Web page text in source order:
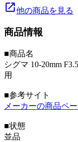
launch他の商品を見る
商品情報
■商品名
シグマ 10-20mm
用
■参考サイト
メーカーの商品ペ
■状態
並品